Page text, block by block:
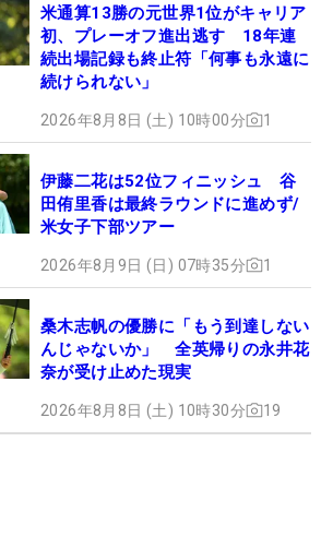
米通算13勝の元世界1位がキャリア
初、プレーオフ進出逃す 18年連
続出場記録も終止符「何事も永遠に
続けられない」
2026年8月8日 (土) 10時00分 1
伊藤二花は52位フィニッシュ 谷
田侑里香は最終ラウンドに進めず/
米女子下部ツアー
2026年8月9日 (日) 07時35分 1
桑木志帆の優勝に「もう到達しない
んじゃないか」 全英帰りの永井花
奈が受け止めた現実
2026年8月8日 (土) 10時30分 19